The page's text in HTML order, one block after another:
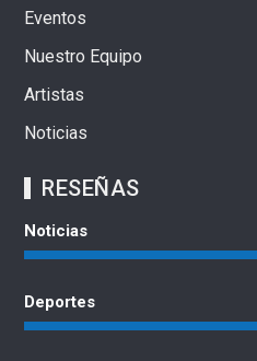
Eventos
Nuestro Equipo
Artistas
Noticias
RESEÑAS
Noticias
Deportes